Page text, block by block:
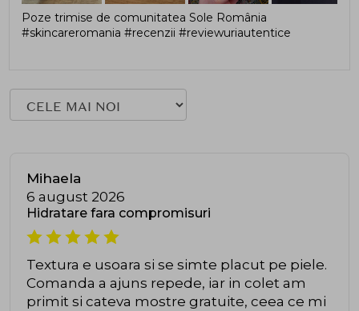
Poze trimise de comunitatea Sole România
#skincareromania #recenzii #reviewuriautentice
Mihaela
6 august 2026
Hidratare fara compromisuri
Textura e usoara si se simte placut pe piele.
Comanda a ajuns repede, iar in colet am
primit si cateva mostre gratuite, ceea ce mi